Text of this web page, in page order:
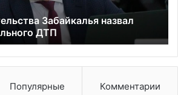
Забайкалья назвал
ДТП
на
Популярные Комментарии